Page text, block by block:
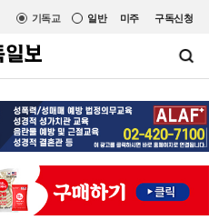
미주 구독신청
일반
기독교